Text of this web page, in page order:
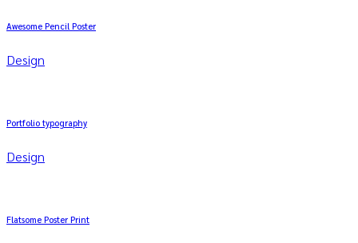
Awesome Pencil Poster
Design
Portfolio typography
Design
Flatsome Poster Print